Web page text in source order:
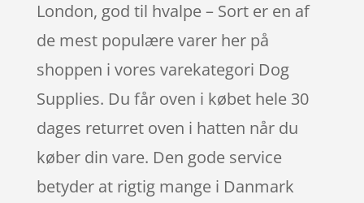
London, god til hvalpe – Sort er en af
de mest populære varer her på
shoppen i vores varekategori Dog
Supplies. Du får oven i købet hele 30
dages returret oven i hatten når du
køber din vare. Den gode service
betyder at rigtig mange i Danmark